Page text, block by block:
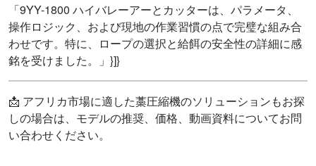
「9YY-1800 ハイバレーアーとカッターは、パラメータ、
操作ロジック、および現地の作業習慣の点で完璧な組み合
わせです。特に、ロープの選択と給餌の安全性の詳細に感
銘を受けました。」}]}
📩 アフリカ市場に適した藁圧縮機のソリューションもお探
しの場合は、モデルの推奨、価格、動画資料についてお問
い合わせください。